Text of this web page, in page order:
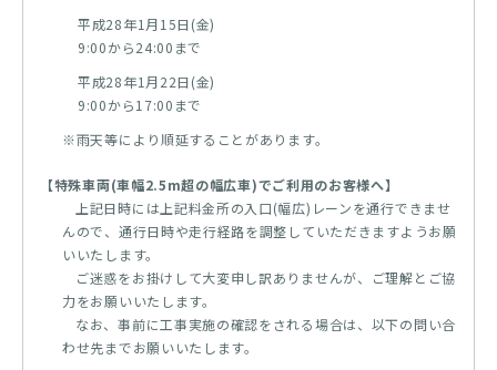
平成28年1月15日(金)
9:00から24:00まで
平成28年1月22日(金)
9:00から17:00まで
※雨天等により順延することがあります。
【特殊車両(車幅2.5m超の幅広車)でご利用のお客様へ】
上記日時には上記料金所の入口(幅広)レーンを通行できませ
んので、通行日時や走行経路を調整していただきますようお願
いいたします。
ご迷惑をお掛けして大変申し訳ありませんが、ご理解とご協
力をお願いいたします。
なお、事前に工事実施の確認をされる場合は、以下の問い合
わせ先までお願いいたします。